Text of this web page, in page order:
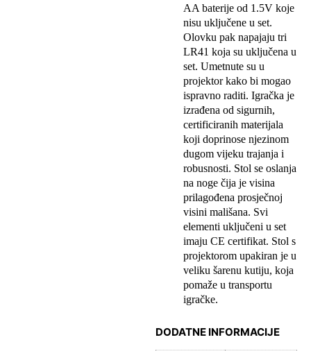
AA baterije od 1.5V koje
nisu uključene u set.
Olovku pak napajaju tri
LR41 koja su uključena u
set. Umetnute su u
projektor kako bi mogao
ispravno raditi. Igračka je
izrađena od sigurnih,
certificiranih materijala
koji doprinose njezinom
dugom vijeku trajanja i
robusnosti. Stol se oslanja
na noge čija je visina
prilagođena prosječnoj
visini mališana. Svi
elementi uključeni u set
imaju CE certifikat. Stol s
projektorom upakiran je u
veliku šarenu kutiju, koja
pomaže u transportu
igračke.
DODATNE INFORMACIJE